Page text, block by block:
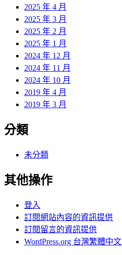
2025 年 4 月
2025 年 3 月
2025 年 2 月
2025 年 1 月
2024 年 12 月
2024 年 11 月
2024 年 10 月
2019 年 4 月
2019 年 3 月
分類
未分類
其他操作
登入
訂閱網站內容的資訊提供
訂閱留言的資訊提供
WordPress.org 台灣繁體中文